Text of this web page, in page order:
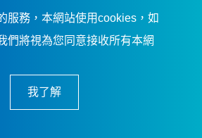
信踏實．卓越品質．及
服務，本網站使用cookies，如
們將視為您同意接收所有本網
我了解